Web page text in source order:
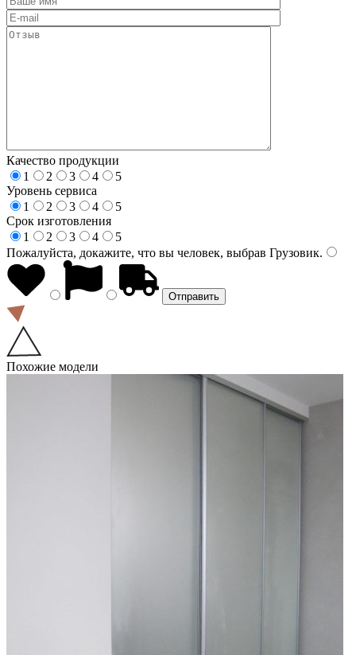
Качество продукции
1
2 3 4
5
Уровень сервиса
1
2 3 4
5
Срок изготовления
1
2 3 4
5
Пожалуйста, докажите, что вы человек, выбрав Грузовик.
Похожие модели